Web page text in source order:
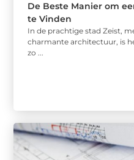
De Beste Manier om
te Vinden
In de prachtige stad Zeist,
charmante architectuur, is
zo ...